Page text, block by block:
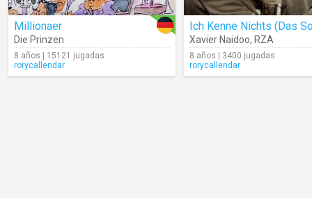
Millionaer
Die Prinzen
8 años | 15121 jugadas
rorycallendar
Xavier Naidoo, RZA
8 años | 3400 jugadas
rorycallendar